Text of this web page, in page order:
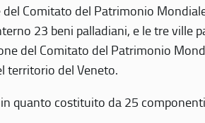
Comitato del Patrimonio
23 beni palladiani, e le tre ville
del Comitato del Patrimonio
territorio del Veneto.
quanto costituito da 25